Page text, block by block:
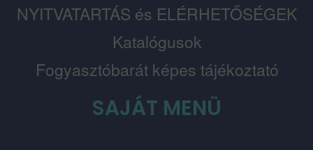
NYITVATARTÁS és ELÉRHETŐSÉGEK
Katalógusok
Fogyasztóbarát képes tájékoztató
SAJÁT MENÜ